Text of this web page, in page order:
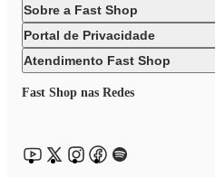
Sobre a Fast Shop
Portal de Privacidade
Atendimento Fast Shop
Fast Shop nas Redes